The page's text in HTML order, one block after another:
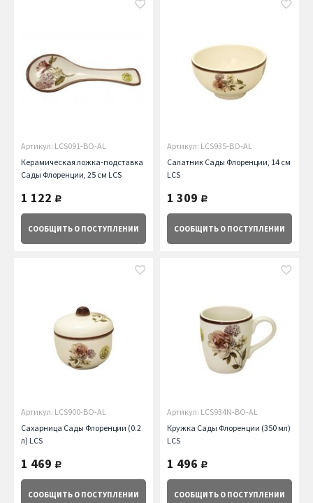
Артикул: LCS091-BO-AL
Керамическая ложка-подставка
Сады Флоренции, 25 см LCS
1 122 руб.
СООБЩИТЬ О ПОСТУПЛЕНИИ
Артикул: LCS935-BO-AL
Салатник Сады Флоренции, 14 см
LCS
1 309 руб.
СООБЩИТЬ О ПОСТУПЛЕНИИ
Артикул: LCS900-BO-AL
Сахарница Сады Флоренции (0.2
л) LCS
1 469 руб.
СООБЩИТЬ О ПОСТУПЛЕНИИ
Артикул: LCS934N-BO-AL
Кружка Сады Флоренции (350 мл)
LCS
1 496 руб.
СООБЩИТЬ О ПОСТУПЛЕНИИ